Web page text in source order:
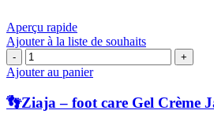
les
pieds
|
50
Aperçu rapide
Ajouter à la liste de souhaits
quantité
de
Ziaja
–
Ajouter au panier
👣Ziaja – foot care Gel Crème